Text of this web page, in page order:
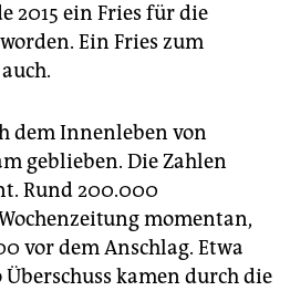
2015 ein Fries für die
Ein Fries zum
dem Innenleben von
geblieben. Die Zahlen
Rund 200.000
momentan,
vor dem Anschlag. Etwa
kamen durch die